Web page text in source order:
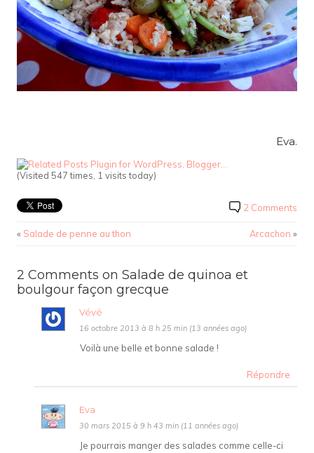
Eva.
(Visited 547 times, 1 visits today)
2 Comments
« Salade de penne au thon Arcachon »
2 Comments on Salade de quinoa et
boulgour façon grecque
Vévé
16 octobre 2013 à 8 h 25 min (13 années ago)
Voilà une belle et bonne salade !
Répondre
Eva
30 mars 2015 à 9 h 43 min (11 années ago)
Je pourrais manger des salades comme celle-ci